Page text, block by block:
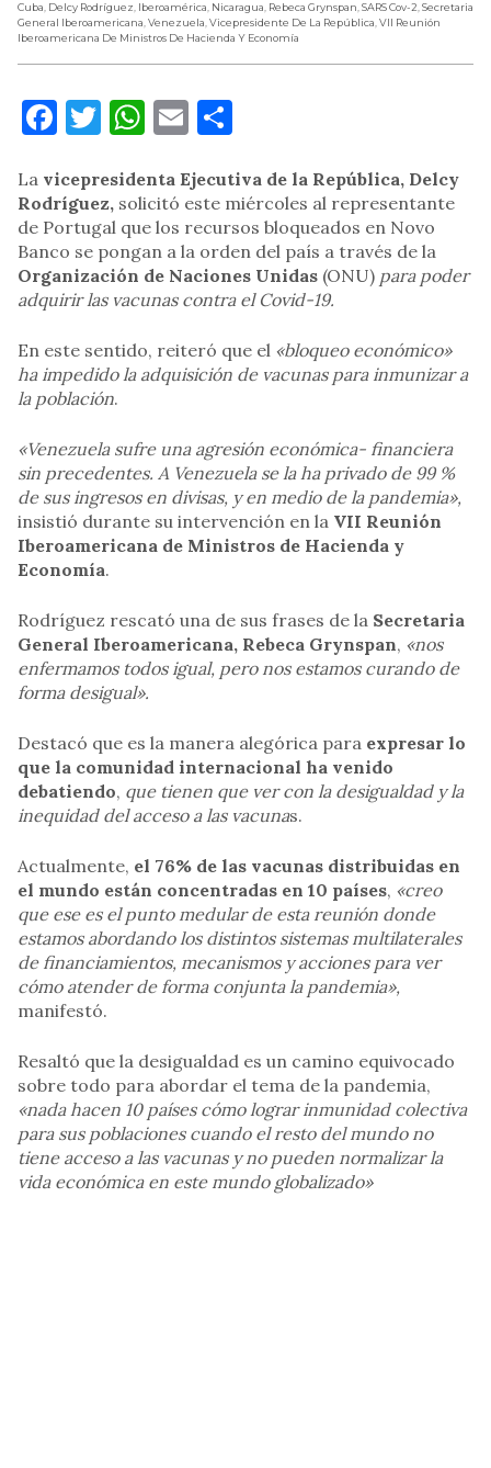
Cuba, Delcy Rodríguez, Iberoamérica, Nicaragua, Rebeca Grynspan,SARS Cov-2,Secretaria
General Iberoamericana,Venezuela,Vicepresidente De La República,VII Reunión
Iberoamericana De Ministros De Hacienda Y Economía
Facebook
Twitter
WhatsApp
Email
La vicepresidenta Ejecutiva de la República, Delcy
Rodríguez, solicitó este miércoles al representante
de Portugal que los recursos bloqueados en Novo
Banco se pongan a la orden del país a través de la
Organización de Naciones Unidas (ONU) para poder
adquirir las vacunas contra el Covid-19.
En este sentido, reiteró que el «bloqueo económico»
ha impedido la adquisición de vacunas para inmunizar a
la población.
«Venezuela sufre una agresión económica- financiera
sin precedentes. A Venezuela se la ha privado de 99 %
de sus ingresos en divisas, y en medio de la pandemia»,
insistió durante su intervención en la VII Reunión
Iberoamericana de Ministros de Hacienda y
Economía.
Rodríguez rescató una de sus frases de la Secretaria
General Iberoamericana, Rebeca Grynspan, «nos
enfermamos todos igual, pero nos estamos curando de
forma desigual».
Destacó que es la manera alegórica para expresar lo
que la comunidad internacional ha venido
debatiendo, que tienen que ver con la desigualdad y la
inequidad del acceso a las vacunas.
Actualmente, el 76% de las vacunas distribuidas en
el mundo están concentradas en 10 países, «creo
que ese es el punto medular de esta reunión donde
estamos abordando los distintos sistemas multilaterales
de financiamientos, mecanismos y acciones para ver
cómo atender de forma conjunta la pandemia»,
manifestó.
Resaltó que la desigualdad es un camino equivocado
sobre todo para abordar el tema de la pandemia,
«nada hacen 10 países cómo lograr inmunidad colectiva
para sus poblaciones cuando el resto del mundo no
tiene acceso a las vacunas y no pueden normalizar la
vida económica en este mundo globalizado»